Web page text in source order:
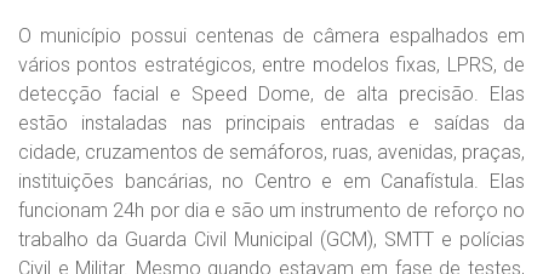
O município possui centenas de câmera espalhados em
vários pontos estratégicos, entre modelos fixas, LPRS, de
detecção facial e Speed Dome, de alta precisão. Elas
estão instaladas nas principais entradas e saídas da
cidade, cruzamentos de semáforos, ruas, avenidas, praças,
instituições bancárias, no Centro e em Canafístula. Elas
funcionam 24h por dia e são um instrumento de reforço no
trabalho da Guarda Civil Municipal (GCM), SMTT e polícias
Civil e Militar. Mesmo quando estavam em fase de testes,